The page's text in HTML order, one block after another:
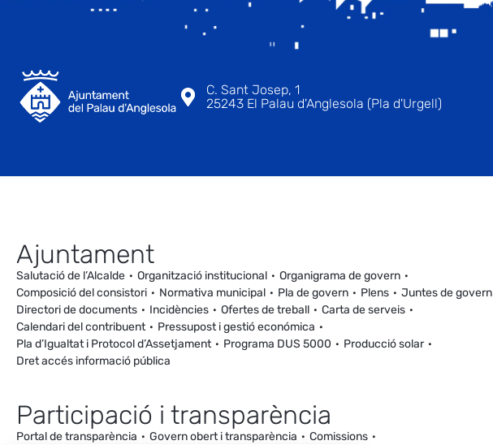
C. Sant Josep, 1
25243 El Palau d'Anglesola (Pla d'Urgell)
Ajuntament
Salutació de l’Alcalde Organització institucional
Organigrama de govern
Composició del consistori
Normativa municipal Pla de govern Plens
Juntes de govern
Directori de documents
Incidències Ofertes de treball
Carta de serveis
Calendari del contribuent
Pressupost i gestió económica
Pla d’Igualtat i Protocol d’Assetjament
Programa DUS 5000
Producció solar
Dret accés informació pública
Participació i transparència
Portal de transparència Govern obert i transparència
Comissions